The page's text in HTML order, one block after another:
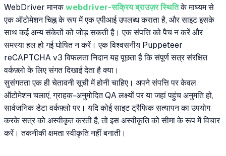
WebDriver मानकwebdriver-सक्रिय ब्राउज़र स्थितिके माध्यम से
एक ऑटोमेशन चिह्न के रूप में एक एपीआई उपलब्ध कराता है, और साइट इसके
साथ कई अन्य संकेतों को जोड़ सकती है। एक संपत्ति को पैच न करें और
समस्या हल हो गई घोषित न करें। एक विश्वसनीय Puppeteer
reCAPTCHA v3 विफलता निदान यह पूछता है कि संपूर्ण सत्र संरक्षित
वर्कफ़्लो के लिए संगत दिखाई देता है क्या।
सुसंगतता एक ही चेतावनी सूची में होनी चाहिए। अपने संपत्ति पर केवल
ऑटोमेशन चलाएं, ग्राहक-अनुमोदित QA लक्ष्यों पर या जहां पहुंच अनुमति हो,
सार्वजनिक डेटा वर्कफ़्लो पर। यदि कोई साइट ट्रैफिक सत्यापन का उपयोग
करके सत्र को अस्वीकृत करती है, तो इस अस्वीकृति को सीमा के रूप में विचार
करें। तकनीकी क्षमता स्वीकृति नहीं बनाती।